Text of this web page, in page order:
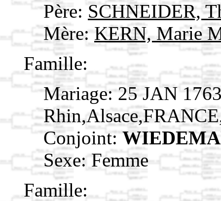
Père: SCHNEIDER,
Mère: KERN, Marie
Famille:
Mariage: 25 JAN
Conjoint:
Sexe: Femme
Famille: